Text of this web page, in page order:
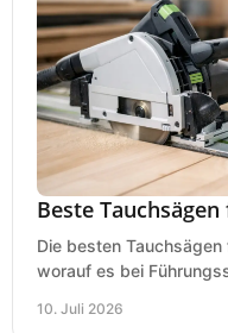
Beste
Die besten
worauf es bei
10. Juli 2026